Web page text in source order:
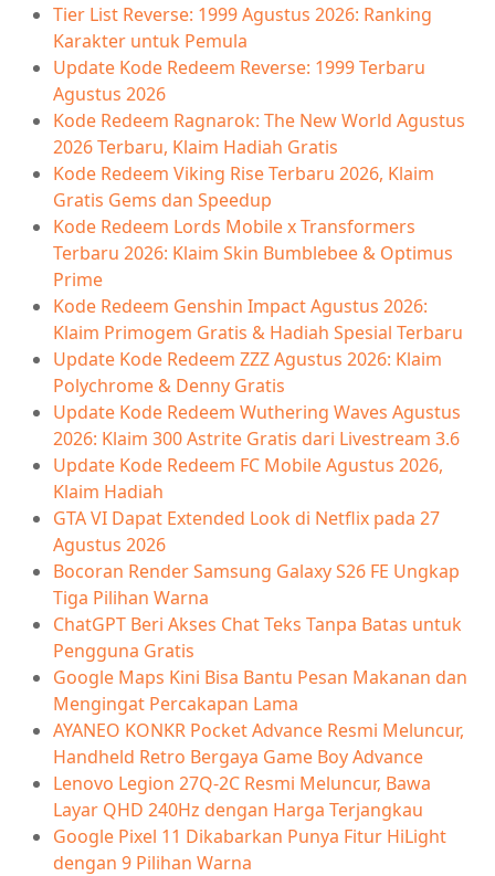
Tier List Reverse: 1999 Agustus 2026: Ranking
Karakter untuk Pemula
Update Kode Redeem Reverse: 1999 Terbaru
Agustus 2026
Kode Redeem Ragnarok: The New World Agustus
2026 Terbaru, Klaim Hadiah Gratis
Kode Redeem Viking Rise Terbaru 2026, Klaim
Gratis Gems dan Speedup
Kode Redeem Lords Mobile x Transformers
Terbaru 2026: Klaim Skin Bumblebee & Optimus
Prime
Kode Redeem Genshin Impact Agustus 2026:
Klaim Primogem Gratis & Hadiah Spesial Terbaru
Update Kode Redeem ZZZ Agustus 2026: Klaim
Polychrome & Denny Gratis
Update Kode Redeem Wuthering Waves Agustus
2026: Klaim 300 Astrite Gratis dari Livestream 3.6
Update Kode Redeem FC Mobile Agustus 2026,
Klaim Hadiah
GTA VI Dapat Extended Look di Netflix pada 27
Agustus 2026
Bocoran Render Samsung Galaxy S26 FE Ungkap
Tiga Pilihan Warna
ChatGPT Beri Akses Chat Teks Tanpa Batas untuk
Pengguna Gratis
Google Maps Kini Bisa Bantu Pesan Makanan dan
Mengingat Percakapan Lama
AYANEO KONKR Pocket Advance Resmi Meluncur,
Handheld Retro Bergaya Game Boy Advance
Lenovo Legion 27Q-2C Resmi Meluncur, Bawa
Layar QHD 240Hz dengan Harga Terjangkau
Google Pixel 11 Dikabarkan Punya Fitur HiLight
dengan 9 Pilihan Warna